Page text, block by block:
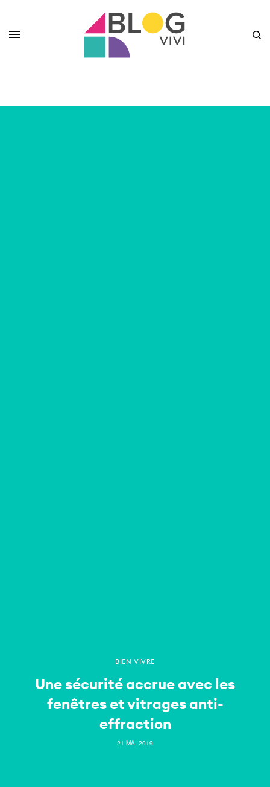
BIEN VIVRE
Une sécurité accrue avec les
fenêtres et vitrages anti-
effraction
21 MAI 2019